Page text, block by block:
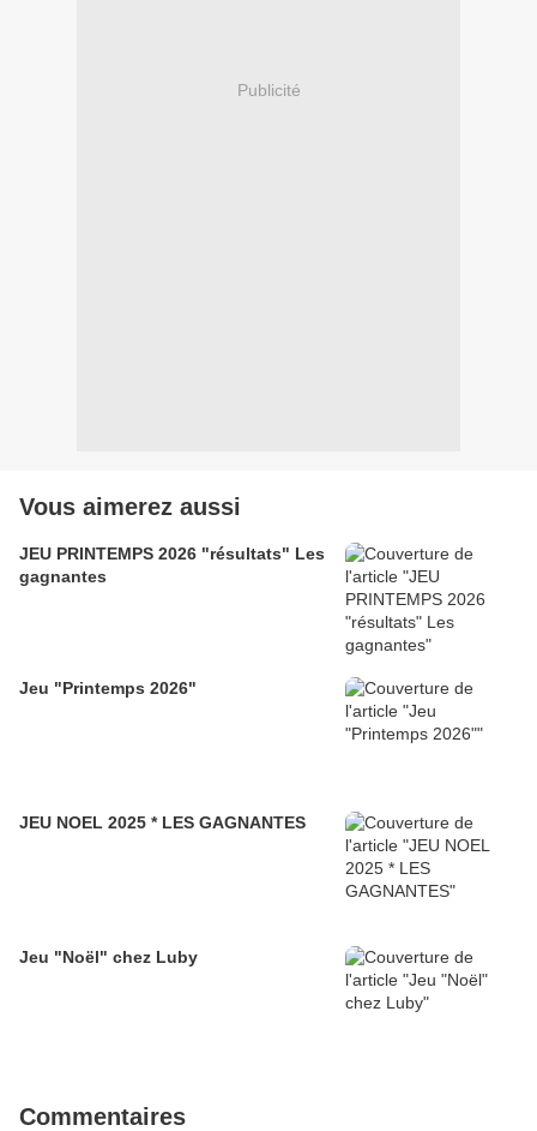
Publicité
Vous aimerez aussi
JEU PRINTEMPS 2026 "résultats" Les
gagnantes
Jeu "Printemps 2026"
JEU NOEL 2025 * LES GAGNANTES
Jeu "Noël" chez Luby
Commentaires